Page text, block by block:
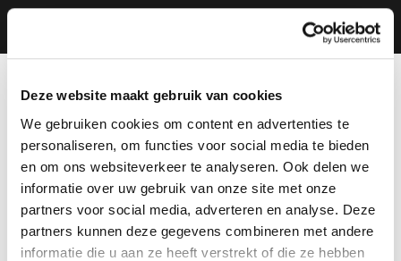
Deze website maakt gebruik van cookies
We gebruiken cookies om content en advertenties te
personaliseren, om functies voor social media te bieden
en om ons websiteverkeer te analyseren. Ook delen we
informatie over uw gebruik van onze site met onze
partners voor social media, adverteren en analyse. Deze
partners kunnen deze gegevens combineren met andere
informatie die u aan ze heeft verstrekt of die ze hebben